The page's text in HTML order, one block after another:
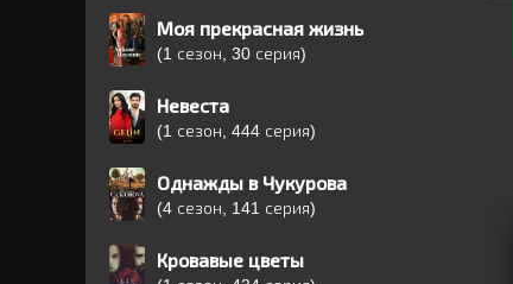
Моя прекрасная жизнь
(1 сезон, 30 серия)
Невеста
(1 сезон, 444 серия)
Однажды в Чукурова
(4 сезон, 141 серия)
Кровавые цветы